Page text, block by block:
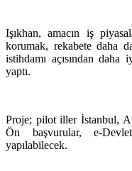
Işıkhan, amacın iş
korumak, rekabete daha
istihdamı açısından
yaptı.
Proje; pilot iller İstanbul,
Ön başvurular, e-
yapılabilecek.